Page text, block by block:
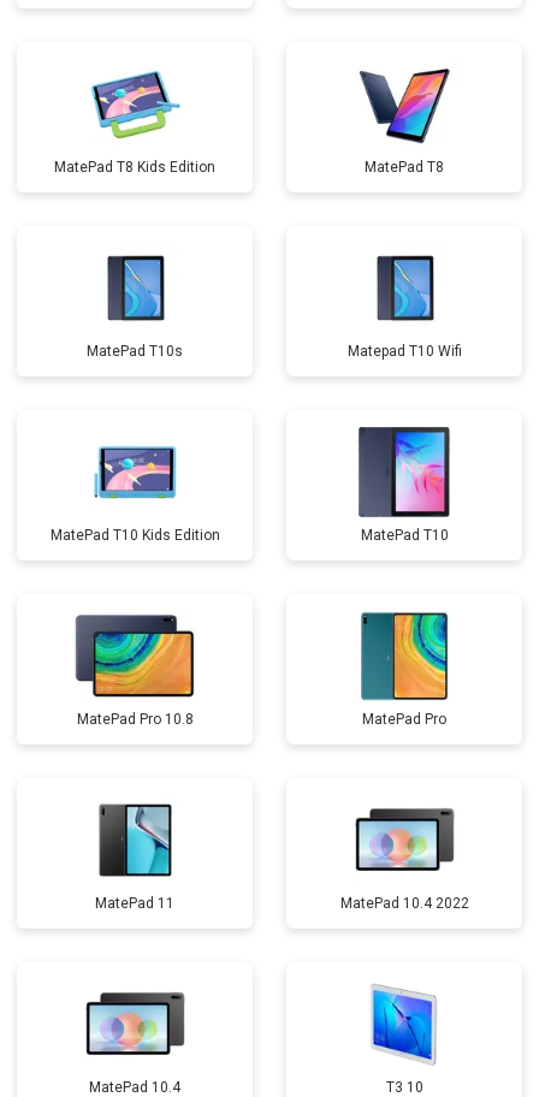
MatePad T8 Kids Edition MatePad T8
MatePad T10s Matepad T10 Wifi
MatePad T10 Kids Edition MatePad T10
MatePad Pro 10.8 MatePad Pro
MatePad 11 MatePad 10.4 2022
MatePad 10.4 T3 10